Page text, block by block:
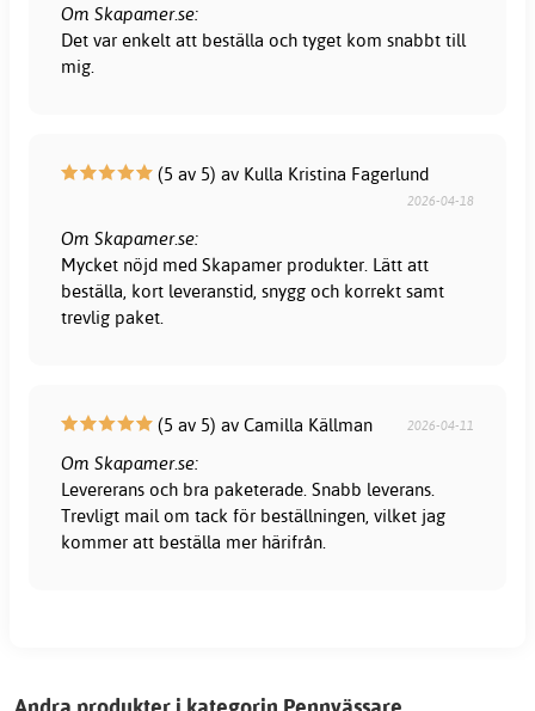
Om Skapamer.se:
Det var enkelt att beställa och tyget kom snabbt till
mig.
(5 av 5) av Kulla Kristina Fagerlund
2026-04-18
Om Skapamer.se:
Mycket nöjd med Skapamer produkter. Lätt att
beställa, kort leveranstid, snygg och korrekt samt
trevlig paket.
(5 av 5) av Camilla Källman 2026-04-11
Om Skapamer.se:
Levererans och bra paketerade. Snabb leverans.
Trevligt mail om tack för beställningen, vilket jag
kommer att beställa mer härifrån.